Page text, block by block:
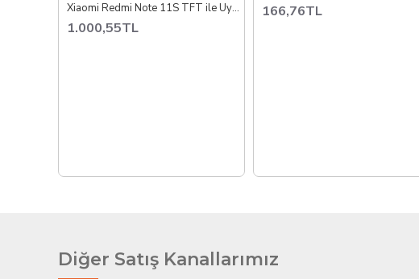
Xiaomi Redmi Note 11S TFT ile Uyumlu Lcd Ekran Dokunmatik 2201117SG
1.000,55TL
166,76TL
Diğer Satış Kanallarımız